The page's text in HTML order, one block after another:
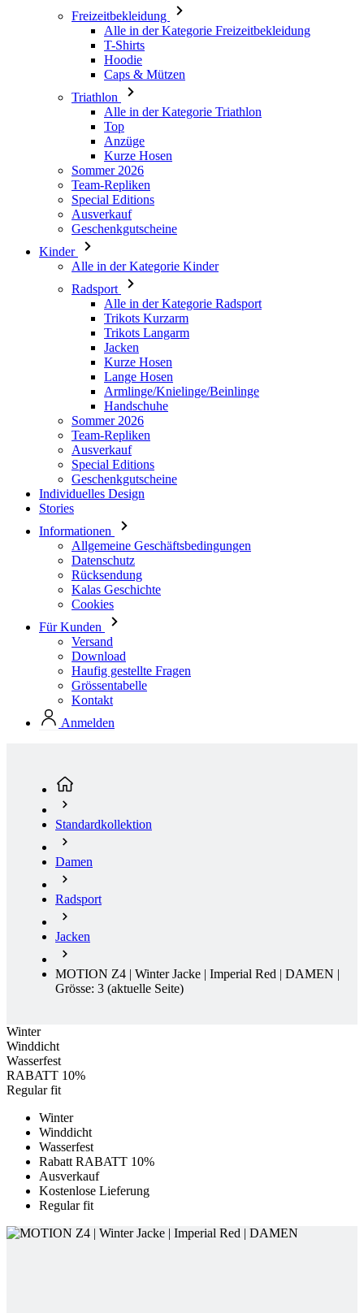
Caps & Mützen
Triathlon
Alle in der Kategorie Triathlon
Top
Anzüge
Kurze Hosen
Sommer 2026
Team-Repliken
Special Editions
Ausverkauf
Geschenkgutscheine
Kinder
Alle in der Kategorie Kinder
Radsport
Alle in der Kategorie Radsport
Trikots Langarm
Jacken
Kurze Hosen
Lange Hosen
Armlinge/Knielinge/Beinlinge
Handschuhe
Sommer 2026
Team-Repliken
Ausverkauf
Special Editions
Geschenkgutscheine
Individuelles Design
Stories
Informationen
Allgemeine Geschäftsbedingungen
Datenschutz
Rücksendung
Kalas Geschichte
Cookies
Für Kunden
Versand
Download
Haufig gestellte Fragen
Grössentabelle
Kontakt
Anmelden
Damen
Radsport
Jacken
MOTION Z4 | Winter Jacke | Imperial Red | DAMEN |
Grösse: 3
Winddicht
Wasserfest
Winter
Winddicht
Wasserfest
Rabatt RABATT 10%
Kostenlose Lieferung
Regular fit